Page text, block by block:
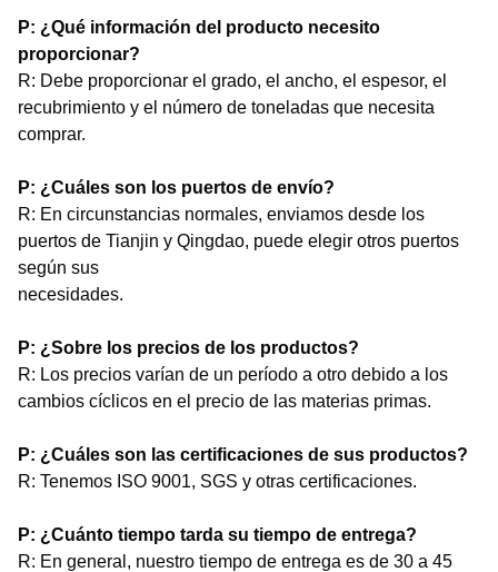
P: ¿Qué información del producto necesito
proporcionar?
R: Debe proporcionar el grado, el ancho, el espesor, el
recubrimiento y el número de toneladas que necesita
comprar.
P: ¿Cuáles son los puertos de envío?
R: En circunstancias normales, enviamos desde los
puertos de Tianjin y Qingdao, puede elegir otros puertos
según sus
necesidades.
P: ¿Sobre los precios de los productos?
R: Los precios varían de un período a otro debido a los
cambios cíclicos en el precio de las materias primas.
P: ¿Cuáles son las certificaciones de sus productos?
R: Tenemos ISO 9001, SGS y otras certificaciones.
P: ¿Cuánto tiempo tarda su tiempo de entrega?
R: En general, nuestro tiempo de entrega es de 30 a 45